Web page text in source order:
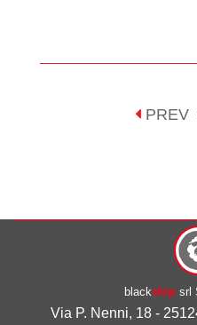
PREV
blackshipsrl
Via P. Nenni, 18 -